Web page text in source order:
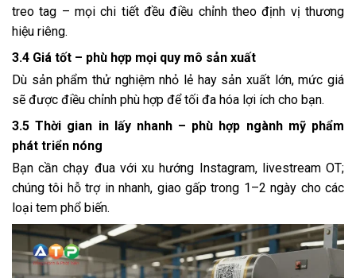
treo tag – mọi chi tiết đều điều chỉnh theo định vị thương
hiệu riêng.
3.4 Giá tốt – phù hợp mọi quy mô sản xuất
Dù sản phẩm thử nghiệm nhỏ lẻ hay sản xuất lớn, mức giá
sẽ được điều chỉnh phù hợp để tối đa hóa lợi ích cho bạn.
3.5 Thời gian in lấy nhanh – phù hợp ngành mỹ phẩm
phát triển nóng
Bạn cần chạy đua với xu hướng Instagram, livestream OT;
chúng tôi hỗ trợ in nhanh, giao gấp trong 1–2 ngày cho các
loại tem phổ biến.